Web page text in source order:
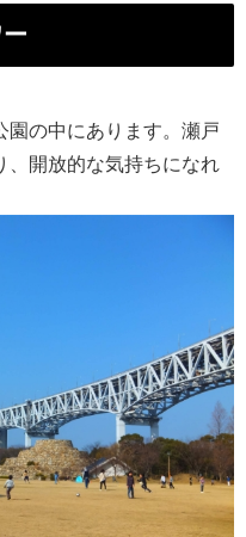
園の中にあります。瀬戸
、開放的な気持ちになれ